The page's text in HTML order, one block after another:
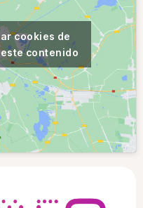
cookies de
contenido